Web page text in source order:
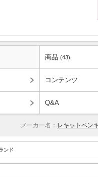
商品 (43)
コンテンツ
Q&A
メーカー名： レキットベン
ンド